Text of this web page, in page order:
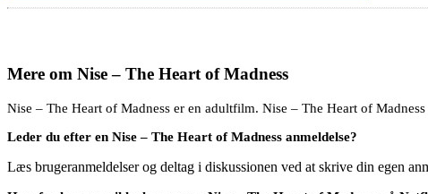
Mere om Nise – The Heart of Madness
Nise – The Heart of Madness er en adultfilm. Nise – The Heart of
Leder du efter en Nise – The Heart of Madness anmeldelse?
Læs brugeranmeldelser og deltag i diskussionen ved at skrive din egen